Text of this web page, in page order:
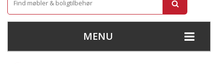
MENU